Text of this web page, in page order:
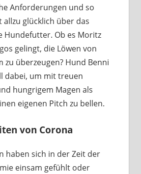
Anforderungen und so
allzu glücklich über das
Hundefutter. Ob es Moritz
gelingt, die Löwen von
zu überzeugen? Hund Benni
dabei, um mit treuen
hungrigem Magen als
eigenen Pitch zu bellen.
von Corona
haben sich in der Zeit der
einsam gefühlt oder